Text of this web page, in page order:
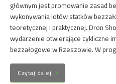
głównym jest promowanie zasad
wykonywania lotów statków
teoretycznej i praktycznej. Dron
wydarzenie otwierające cykliczne
bezzałogowe w Rzeszowie. W
Czytaj dalej